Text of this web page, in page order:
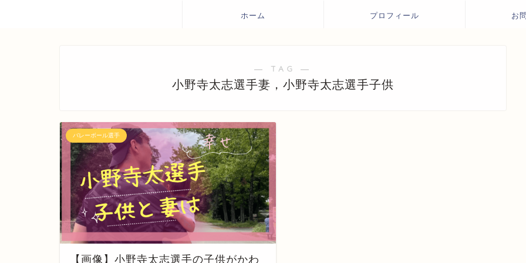
ホーム プロフィール お
― TAG ―
小野寺太志選手妻，小野寺太志選手子供
バレーボール選手
【画像】小野寺太志選手の子供がかわ